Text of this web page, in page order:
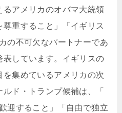
アメリカのオバマ大統領
重すること」「イギリス
の不可欠なパートナーであ
表しています。イギリスの
集めているアメリカの次
ド・トランプ候補は、「
迎すること」「自由で独立